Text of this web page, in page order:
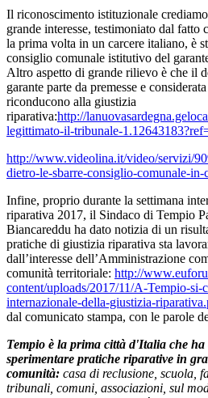
Il riconoscimento istituzionale
grande interesse, testimoniato dal fatto
la prima volta in un carcere italiano, è
consiglio comunale istitutivo del
Altro aspetto di grande rilievo è che il
garante parte da premesse e
riconducono alla giustizia
riparativa:http://
legittimato-il-tribunale-
http://www.videolina.it/video/servizi/
dietro-le-sbarre-consiglio-comunale-in-
Infine, proprio durante la settimana
riparativa 2017, il Sindaco di Tempio
Biancareddu ha dato notizia di un
pratiche di giustizia riparativa sta
dall’interesse dell’Amministrazione
comunità territoriale: http://
content/uploads/2017/11/A-Tempio-si-
internazionale-della-giustizia-
dal comunicato stampa, con le parole
Tempio è la prima città d'Italia che ha
sperimentare pratiche riparative in
comunità: casa di reclusione, scuola,
tribunali, comuni, associazioni, sul